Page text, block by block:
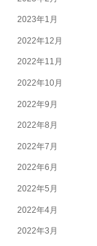
2023年1月
2022年12月
2022年11月
2022年10月
2022年9月
2022年8月
2022年7月
2022年6月
2022年5月
2022年4月
2022年3月